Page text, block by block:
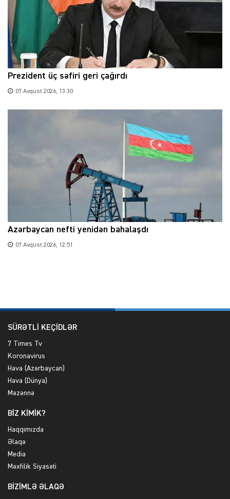
Prezident üç səfiri geri çağırdı
07 Avqust 2026, 13:30
Azərbaycan nefti yenidən bahalaşdı
07 Avqust 2026, 12:51
SÜRƏTLİ KEÇİDLƏR
7 Times Tv
Koronavirus
Hava (Azərbaycan)
Hava (Dünya)
Məzənnə
BİZ KİMİK?
Haqqımızda
Əlaqə
Media
Məxfilik Siyasəti
BİZİMLƏ ƏLAQƏ